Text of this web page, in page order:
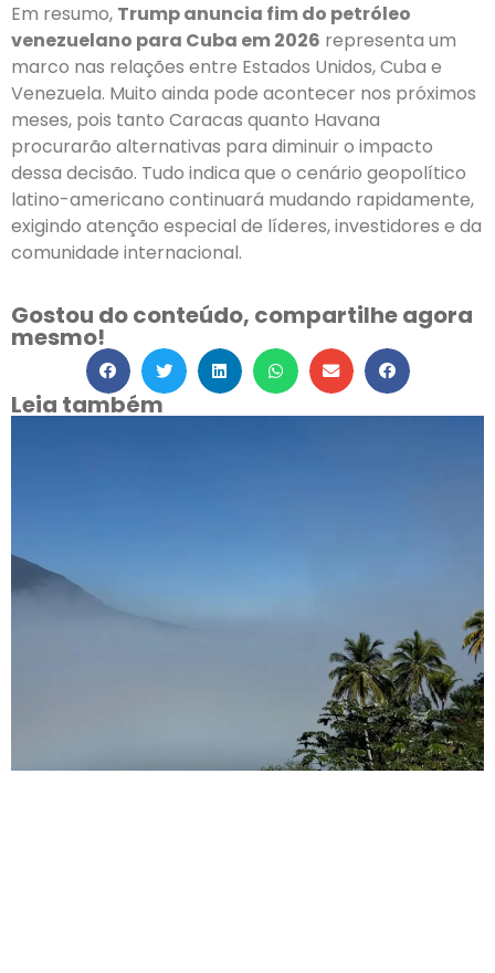
Em resumo, Trump anuncia fim do petróleo
venezuelano para Cuba em 2026 representa um
marco nas relações entre Estados Unidos, Cuba e
Venezuela. Muito ainda pode acontecer nos próximos
meses, pois tanto Caracas quanto Havana
procurarão alternativas para diminuir o impacto
dessa decisão. Tudo indica que o cenário geopolítico
latino-americano continuará mudando rapidamente,
exigindo atenção especial de líderes, investidores e da
comunidade internacional.
Gostou do conteúdo, compartilhe agora
mesmo!
Leia também